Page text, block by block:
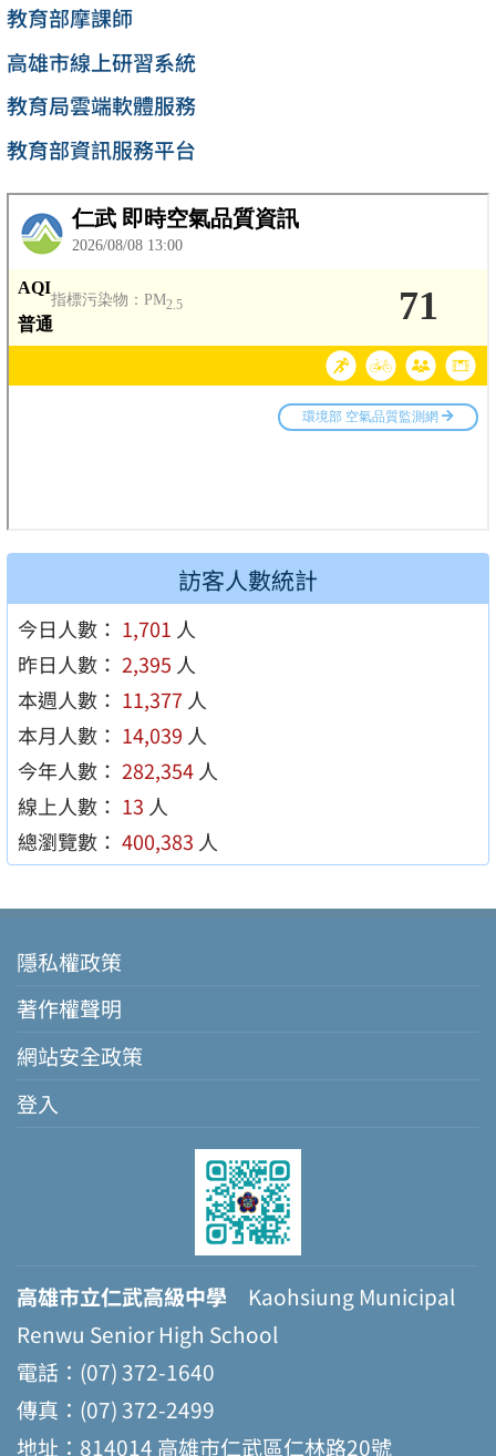
教育部摩課師
高雄市線上研習系統
教育局雲端軟體服務
教育部資訊服務平台
訪客人數統計
今日人數： 1,701 人
昨日人數： 2,395 人
本週人數： 11,377 人
本月人數： 14,039 人
今年人數： 282,354 人
線上人數： 13 人
總瀏覽數： 400,383 人
隱私權政策
著作權聲明
網站安全政策
登入
高雄市立仁武高級中學 Kaohsiung Municipal
Renwu Senior High School
電話：(07) 372-1640
傳真：(07) 372-2499
地址：814014 高雄市仁武區仁林路20號